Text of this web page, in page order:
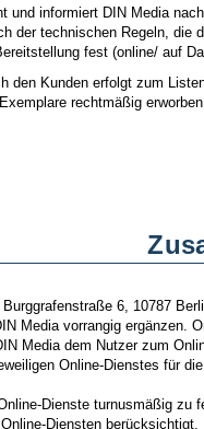
und informiert DIN Media
der technischen Regeln,
fest (online/ auf
den Kunden erfolgt zum
rechtmäßig
6, 10787
Media vorrangig ergänzen.
Media dem Nutzer zum
Online-Dienstes für
Dienste turnusmäßig zu
Diensten